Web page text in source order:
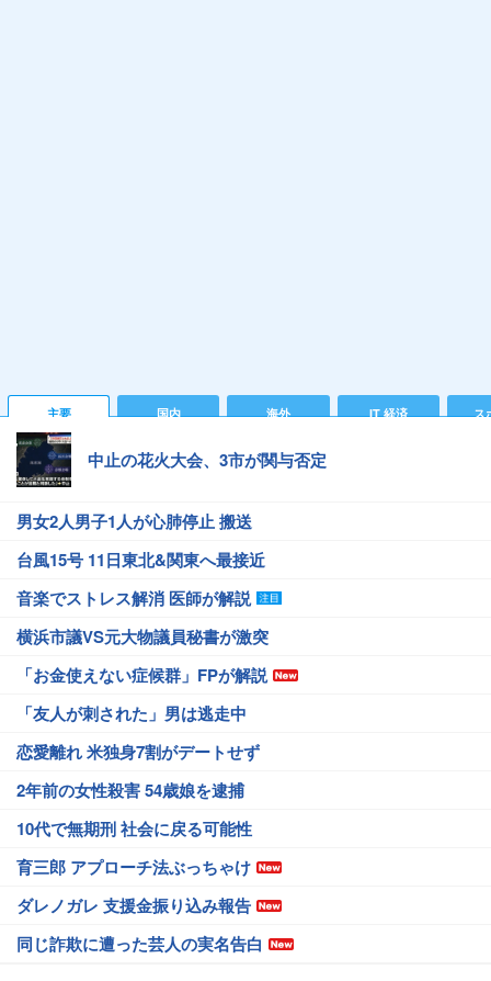
主要 国内 海外 IT 経済 ス
中止の花火大会、3市が関与否定
男女2人男子1人が心肺停止 搬送
台風15号 11日東北&関東へ最接近
音楽でストレス解消 医師が解説
横浜市議VS元大物議員秘書が激突
「お金使えない症候群」FPが解説
「友人が刺された」男は逃走中
恋愛離れ 米独身7割がデートせず
2年前の女性殺害 54歳娘を逮捕
10代で無期刑 社会に戻る可能性
育三郎 アプローチ法ぶっちゃけ
ダレノガレ 支援金振り込み報告
同じ詐欺に遭った芸人の実名告白